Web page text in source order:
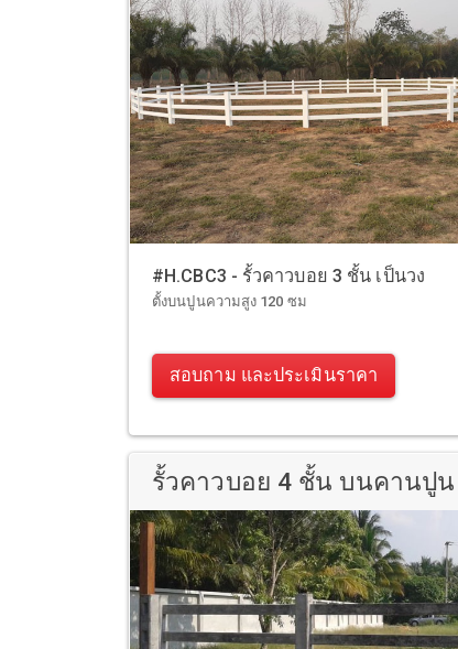
#H.CBC3 - รั้วคาวบอย 3 ชั้น เป็นวง
ตั้งบนปูนความสูง 120 ซม
สอบถาม และประเมินราคา
รั้วคาวบอย 4 ชั้น บนคานปูน